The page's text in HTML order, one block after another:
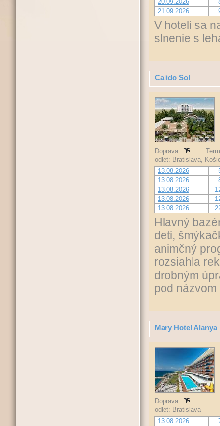
20.09.2026
21.09.2026
V hoteli sa
slnenie s
Calido Sol
Doprava:
odlet: Bratislava,
13.08.2026
13.08.2026
13.08.2026
13.08.2026
13.08.2026
Hlavný
deti,
animčný
rozsiahla
drobným
pod názvom
Mary Hotel Alanya
Doprava:
odlet: Bratislava
13.08.2026